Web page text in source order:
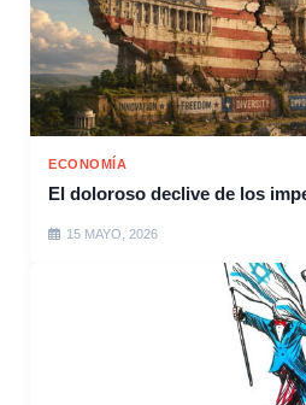
ECONOMÍA
El doloroso declive de los
15 MAYO, 2026